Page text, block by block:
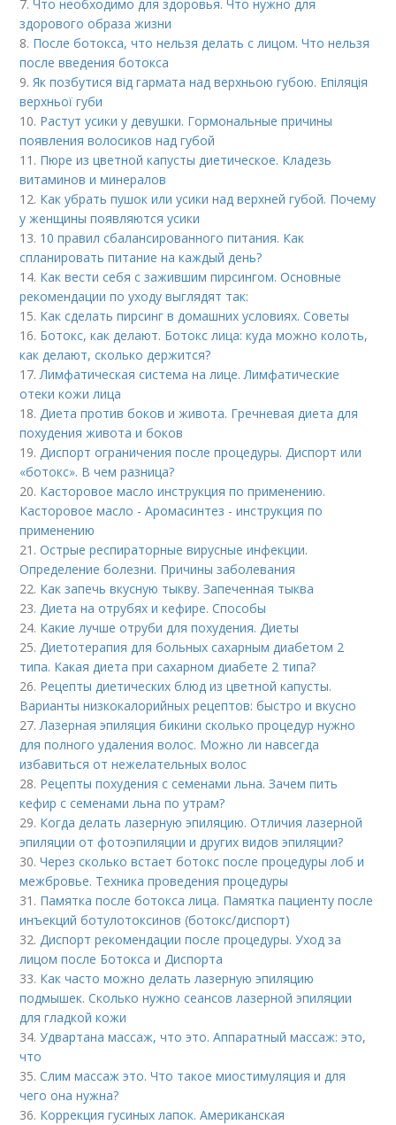
7.Что необходимо для здоровья. Что нужно для
здорового образа жизни
8. После ботокса, что нельзя делать с лицом. Что нельзя
после введения ботокса
9.Як позбутися від гармата над верхньою губою. Епіляція
верхньої губи
10. Растут усики у девушки. Гормональные причины
появления волосиков над губой
11. Пюре из цветной капусты диетическое. Кладезь
витаминов и минералов
12. Как убрать пушок или усики над верхней губой. Почему
у женщины появляются усики
13. 10 правил сбалансированного питания. Как
спланировать питание на каждый день?
14. Как вести себя с зажившим пирсингом. Основные
рекомендации по уходу выглядят так:
15. Как сделать пирсинг в домашних условиях. Советы
16. Ботокс, как делают. Ботокс лица: куда можно колоть,
как делают, сколько держится?
17.Лимфатическая система на лице. Лимфатические
отеки кожи лица
18.Диета против боков и живота. Гречневая диета для
похудения живота и боков
19.Диспорт ограничения после процедуры. Диспорт или
«ботокс». В чем разница?
20. Касторовое масло инструкция по применению.
Касторовое масло - Аромасинтез - инструкция по
применению
21.Острые респираторные вирусные инфекции.
Определение болезни. Причины заболевания
22. Как запечь вкусную тыкву. Запеченная тыква
23.Диета на отрубях и кефире. Способы
24. Какие лучше отруби для похудения. Диеты
25.Диетотерапия для больных сахарным диабетом 2
типа. Какая диета при сахарном диабете 2 типа?
26. Рецепты диетических блюд из цветной капусты.
Варианты низкокалорийных рецептов: быстро и вкусно
27.Лазерная эпиляция бикини сколько процедур нужно
для полного удаления волос. Можно ли навсегда
избавиться от нежелательных волос
28. Рецепты похудения с семенами льна. Зачем пить
кефир с семенами льна по утрам?
29. Когда делать лазерную эпиляцию. Отличия лазерной
эпиляции от фотоэпиляции и других видов эпиляции?
30.Через сколько встает ботокс после процедуры лоб и
межбровье. Техника проведения процедуры
31. Памятка после ботокса лица. Памятка пациенту после
инъекций ботулотоксинов (ботокс/диспорт)
32.Диспорт рекомендации после процедуры. Уход за
лицом после Ботокса и Диспорта
33. Как часто можно делать лазерную эпиляцию
подмышек. Сколько нужно сеансов лазерной эпиляции
для гладкой кожи
34.Удвартана массаж, что это. Аппаратный массаж: это,
что
35.Слим массаж это. Что такое миостимуляция и для
чего она нужна?
36. Коррекция гусиных лапок. Американская